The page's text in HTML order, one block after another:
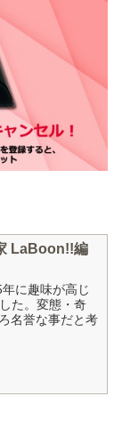
LaBoon!!編
に趣味が高じ
た。変態・奇
名誉な事だと考